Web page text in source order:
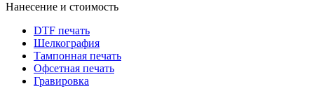
Нанесение и стоимость
DTF печать
Шелкография
Тампонная печать
Офсетная печать
Гравировка